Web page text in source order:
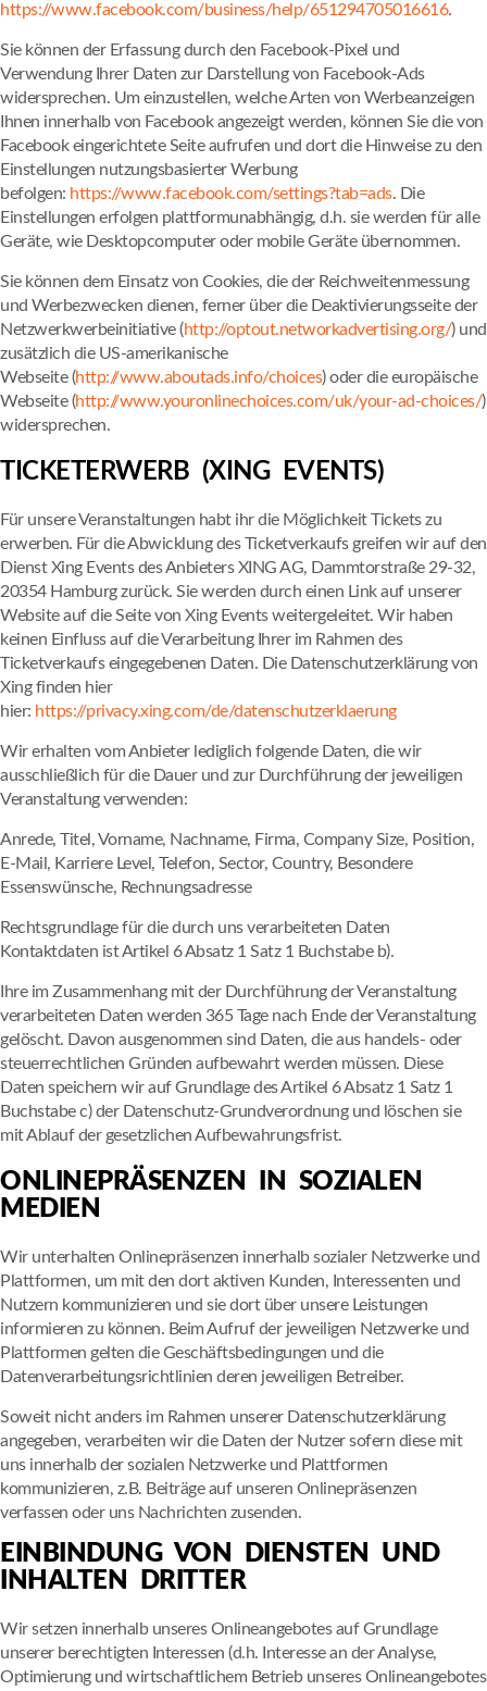
https://www.facebook.com/business/help/651294705016616.
Sie können der Erfassung durch den Facebook-Pixel und
Verwendung Ihrer Daten zur Darstellung von Facebook-Ads
widersprechen. Um einzustellen, welche Arten von Werbeanzeigen
Ihnen innerhalb von Facebook angezeigt werden, können Sie die von
Facebook eingerichtete Seite aufrufen und dort die Hinweise zu den
Einstellungen nutzungsbasierter Werbung
befolgen: https://www.facebook.com/settings?tab=ads. Die
Einstellungen erfolgen plattformunabhängig, d.h. sie werden für alle
Geräte, wie Desktopcomputer oder mobile Geräte übernommen.
Sie können dem Einsatz von Cookies, die der Reichweitenmessung
und Werbezwecken dienen, ferner über die Deaktivierungsseite der
Netzwerkwerbeinitiative (http://optout.networkadvertising.org/) und
zusätzlich die US-amerikanische
Webseite (http://www.aboutads.info/choices) oder die europäische
Webseite (http://www.youronlinechoices.com/uk/your-ad-choices/)
widersprechen.
TICKETERWERB (XING EVENTS)
Für unsere Veranstaltungen habt ihr die Möglichkeit Tickets zu
erwerben. Für die Abwicklung des Ticketverkaufs greifen wir auf den
Dienst Xing Events des Anbieters XING AG, Dammtorstraße 29-32,
20354 Hamburg zurück. Sie werden durch einen Link auf unserer
Website auf die Seite von Xing Events weitergeleitet. Wir haben
keinen Einfluss auf die Verarbeitung Ihrer im Rahmen des
Ticketverkaufs eingegebenen Daten. Die Datenschutzerklärung von
Xing finden hier
hier: https://privacy.xing.com/de/datenschutzerklaerung
Wir erhalten vom Anbieter lediglich folgende Daten, die wir
ausschließlich für die Dauer und zur Durchführung der jeweiligen
Veranstaltung verwenden:
Anrede, Titel, Vorname, Nachname, Firma, Company Size, Position,
E-Mail, Karriere Level, Telefon, Sector, Country, Besondere
Essenswünsche, Rechnungsadresse
Rechtsgrundlage für die durch uns verarbeiteten Daten
Kontaktdaten ist Artikel 6 Absatz 1 Satz 1 Buchstabe b).
Ihre im Zusammenhang mit der Durchführung der Veranstaltung
verarbeiteten Daten werden 365 Tage nach Ende der Veranstaltung
gelöscht. Davon ausgenommen sind Daten, die aus handels- oder
steuerrechtlichen Gründen aufbewahrt werden müssen. Diese
Daten speichern wir auf Grundlage des Artikel 6 Absatz 1 Satz 1
Buchstabe c) der Datenschutz-Grundverordnung und löschen sie
mit Ablauf der gesetzlichen Aufbewahrungsfrist.
ONLINEPRÄSENZEN IN SOZIALEN
MEDIEN
Wir unterhalten Onlinepräsenzen innerhalb sozialer Netzwerke und
Plattformen, um mit den dort aktiven Kunden, Interessenten und
Nutzern kommunizieren und sie dort über unsere Leistungen
informieren zu können. Beim Aufruf der jeweiligen Netzwerke und
Plattformen gelten die Geschäftsbedingungen und die
Datenverarbeitungsrichtlinien deren jeweiligen Betreiber.
Soweit nicht anders im Rahmen unserer Datenschutzerklärung
angegeben, verarbeiten wir die Daten der Nutzer sofern diese mit
uns innerhalb der sozialen Netzwerke und Plattformen
kommunizieren, z.B. Beiträge auf unseren Onlinepräsenzen
verfassen oder uns Nachrichten zusenden.
EINBINDUNG VON DIENSTEN UND
INHALTEN DRITTER
Wir setzen innerhalb unseres Onlineangebotes auf Grundlage
unserer berechtigten Interessen (d.h. Interesse an der Analyse,
Optimierung und wirtschaftlichem Betrieb unseres Onlineangebotes